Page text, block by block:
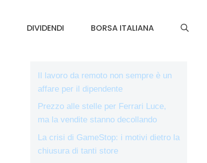
DIVIDENDI BORSA ITALIANA
Il lavoro da remoto non sempre è un
affare per il dipendente
Prezzo alle stelle per Ferrari Luce,
ma la vendite stanno decollando
La crisi di GameStop: i motivi dietro la
chiusura di tanti store